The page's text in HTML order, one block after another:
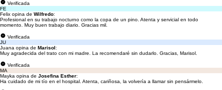
Verificada
FE
Felix opina de Wilfredo:
Profesional en su trabajo nocturno como la copa de un pino. Atenta y servicial en todo
momento. Muy buen trabajo diario. Gracias mil.
Verificada
JU
Juana opina de Marisol:
Muy agradecida del trato con mi madre. La recomendaré sin dudarlo. Gracias, Marisol.
Verificada
MA
Mayka opina de Josefina Esther:
Ha cuidado de mi tío en el hospital. Atenta, cariñosa, la volvería a llamar sin pensármelo.